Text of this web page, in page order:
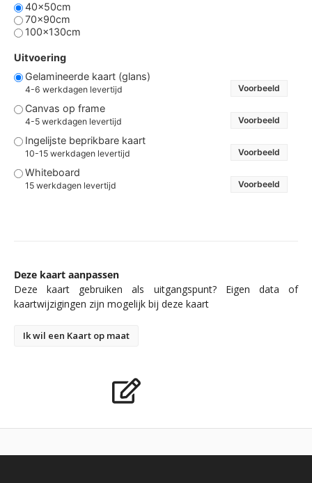
40x50cm
70x90cm
100x130cm
Uitvoering
Gelamineerde kaart (glans)
4-6 werkdagen levertijd Voorbeeld
Canvas op frame
4-5 werkdagen levertijd Voorbeeld
Ingelijste beprikbare kaart
10-15 werkdagen levertijd Voorbeeld
Whiteboard
15 werkdagen levertijd Voorbeeld
Deze kaart aanpassen
Deze kaart gebruiken als uitgangspunt? Eigen data of
kaartwijzigingen zijn mogelijk bij deze kaart
Ik wil een Kaart op maat